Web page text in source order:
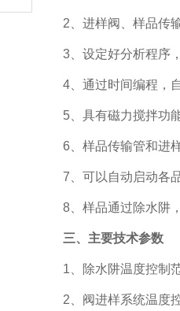
2、 进样阀、样品传
3、 设定好分析程序
4、 通过时间编程，
5、 具有磁力搅拌功
6、样品传输管和进
7、 可以自动启动各
8、样品通过除水阱
三、主要技术参数
1 除水阱温度控制
2 阀进样系统温度